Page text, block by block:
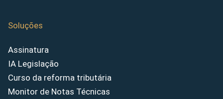
Soluções
Assinatura
IA Legislação
Curso da reforma tributária
Monitor de Notas Técnicas